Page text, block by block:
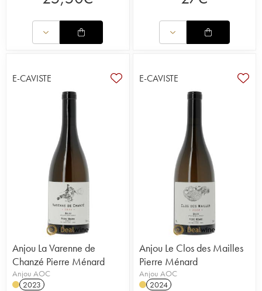
vérifie également au chai, où les vins fermentent
indigènes. Adepte du travail bien fait, Pierre
Ménard ne néglige aucun aspect, dessinant lui-
Il propose aujourd’hui plusieurs cuvées, produites
en quantité confidentielle et qui rencontrent un
franc succès au sein d’un public d’amateurs
avertis.
Lire l'article du Journal iDealwine sur Pierre
Ménard
E-CAVISTE
Anjou La Varenne de
Chanzé Pierre Ménard
Anjou AOC
2023
E-CAVISTE
Anjou Le Clos des Mailles
Pierre Ménard
Anjou AOC
2024